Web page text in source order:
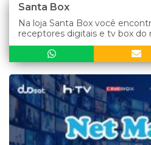
Santa Box
Na loja Santa Box você
receptores digitais e tv box do